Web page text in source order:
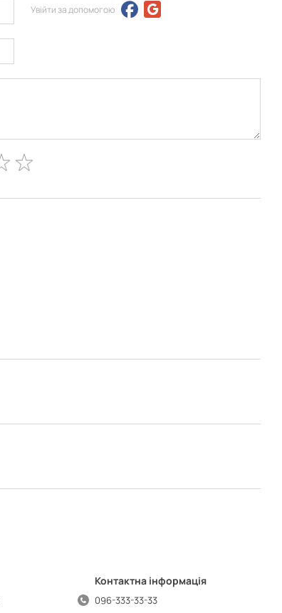
Увійти за допомогою
Контактна інформація
096-333-33-33